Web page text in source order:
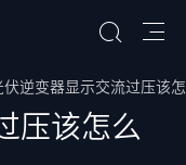
搜索
伏逆变器显示交流过压该
压该怎么